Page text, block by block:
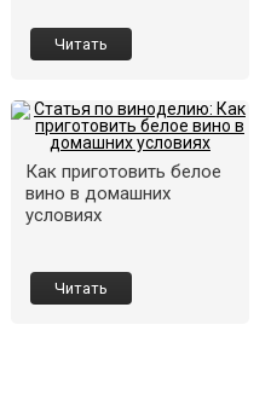
Читать
Как приготовить белое
вино в домашних
условиях
Читать